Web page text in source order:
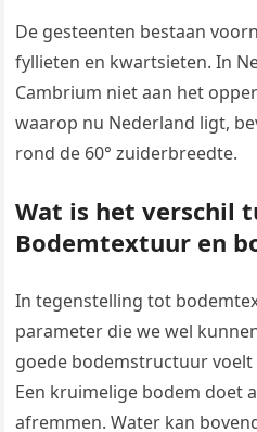
De gesteenten bestaan
fyllieten en kwartsieten. In
Cambrium niet aan het
waarop nu Nederland ligt,
rond de 60° zuiderbreedte.
Wat is het verschil
Bodemtextuur en
In tegenstelling tot
parameter die we wel
goede bodemstructuur
Een kruimelige bodem doet
afremmen. Water kan